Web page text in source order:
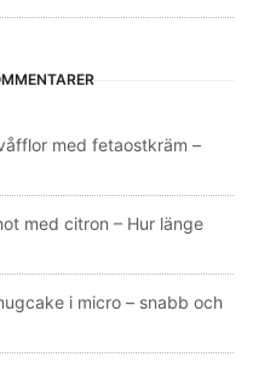
med fetaostkräm –
med citron – Hur länge
i micro – snabb och